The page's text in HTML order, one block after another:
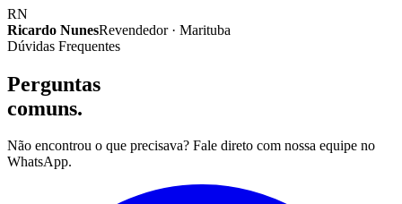
RN
Ricardo NunesRevendedor · Marituba
Dúvidas Frequentes
Perguntas
comuns.
Não encontrou o que precisava? Fale direto com nossa equipe no
WhatsApp.